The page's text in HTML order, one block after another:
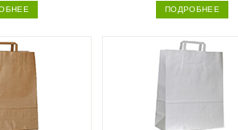
ПОДРОБНЕЕ